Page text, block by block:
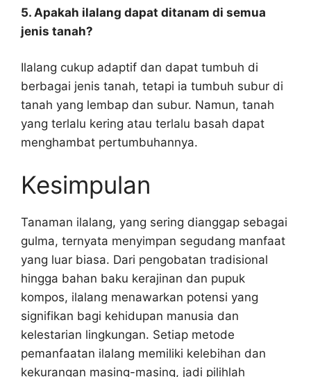
5. Apakah ilalang dapat ditanam di semua
jenis tanah?
Ilalang cukup adaptif dan dapat tumbuh di
berbagai jenis tanah, tetapi ia tumbuh subur di
tanah yang lembap dan subur. Namun, tanah
yang terlalu kering atau terlalu basah dapat
menghambat pertumbuhannya.
Kesimpulan
Tanaman ilalang, yang sering dianggap sebagai
gulma, ternyata menyimpan segudang manfaat
yang luar biasa. Dari pengobatan tradisional
hingga bahan baku kerajinan dan pupuk
kompos, ilalang menawarkan potensi yang
signifikan bagi kehidupan manusia dan
kelestarian lingkungan. Setiap metode
pemanfaatan ilalang memiliki kelebihan dan
kekurangan masing-masing, jadi pilihlah